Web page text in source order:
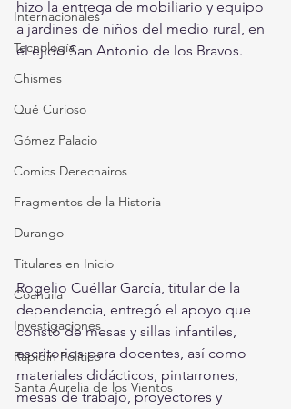
Internacionales
Tecnología
Chismes
Qué Curioso
Gómez Palacio
Comics Derechairos
Fragmentos de la Historia
Durango
Titulares en Inicio
Coahuila
Investigaciones
Rapidín Político
Santa Aurelia de los Vientos
hizo la entrega de mobiliario y equipo
a jardines de niños del medio rural, en
el ejido San Antonio de los Bravos.
Rogelio Cuéllar García, titular de la
dependencia, entregó el apoyo que
constó de mesas y sillas infantiles,
escritorios para docentes, así como
materiales didácticos, pintarrones,
mesas de trabajo, proyectores y